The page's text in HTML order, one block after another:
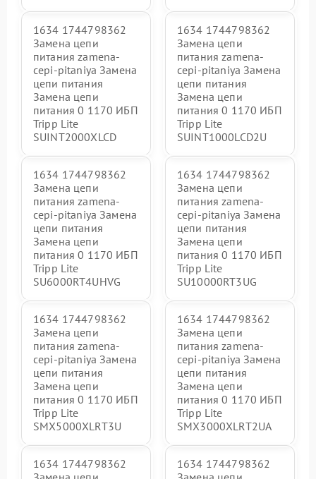
1634 1744798362
Замена цепи
питания zamena-
cepi-pitaniya Замена
цепи питания
Замена цепи
питания 0 1170 ИБП
Tripp Lite
SUINT2000XLCD
1634 1744798362
Замена цепи
питания zamena-
cepi-pitaniya Замена
цепи питания
Замена цепи
питания 0 1170 ИБП
Tripp Lite
SUINT1000LCD2U
1634 1744798362
Замена цепи
питания zamena-
cepi-pitaniya Замена
цепи питания
Замена цепи
питания 0 1170 ИБП
Tripp Lite
SU6000RT4UHVG
1634 1744798362
Замена цепи
питания zamena-
cepi-pitaniya Замена
цепи питания
Замена цепи
питания 0 1170 ИБП
Tripp Lite
SU10000RT3UG
1634 1744798362
Замена цепи
питания zamena-
cepi-pitaniya Замена
цепи питания
Замена цепи
питания 0 1170 ИБП
Tripp Lite
SMX5000XLRT3U
1634 1744798362
Замена цепи
питания zamena-
cepi-pitaniya Замена
цепи питания
Замена цепи
питания 0 1170 ИБП
Tripp Lite
SMX3000XLRT2UA
1634 1744798362
1634 1744798362